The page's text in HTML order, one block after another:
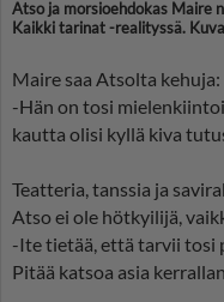
Atso ja morsioehdokas Maire
Kaikki tarinat -realityssä.
Maire saa Atsolta kehuja:
-Hän on tosi
kautta olisi kyllä kiva
Teatteria, tanssia ja
Atso ei ole hötkyilijä,
-Ite tietää, että tarvii tosi
Pitää katsoa asia